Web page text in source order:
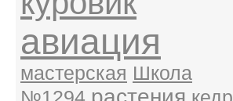
авиация
мастерская Школа